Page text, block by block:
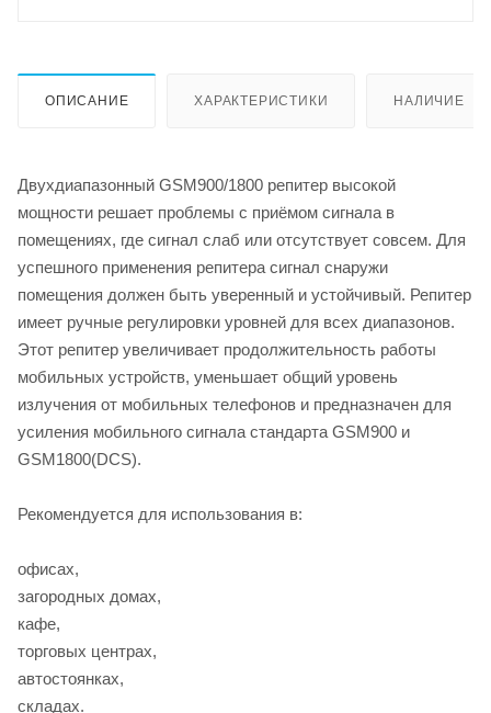
ОПИСАНИЕ ХАРАКТЕРИСТИКИ НАЛИЧИЕ
Двухдиапазонный GSM900/1800 репитер высокой
мощности решает проблемы с приёмом сигнала в
помещениях, где сигнал слаб или отсутствует совсем. Для
успешного применения репитера сигнал снаружи
помещения должен быть уверенный и устойчивый. Репитер
имеет ручные регулировки уровней для всех диапазонов.
Этот репитер увеличивает продолжительность работы
мобильных устройств, уменьшает общий уровень
излучения от мобильных телефонов и предназначен для
усиления мобильного сигнала стандарта GSM900 и
GSM1800(DCS).
Рекомендуется для использования в:
офисах,
загородных домах,
кафе,
торговых центрах,
автостоянках,
складах.